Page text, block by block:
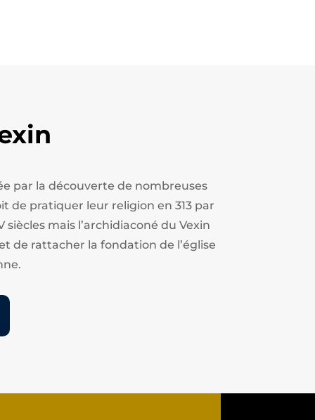
par la découverte de nombreuses
de pratiquer leur religion en 313 par
mais l’archidiaconé du Vexin
de rattacher la fondation de l’église